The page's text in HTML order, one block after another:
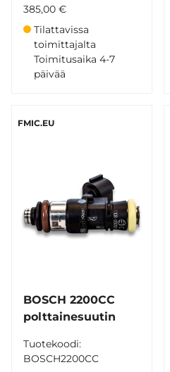
385,00 €
Tilattavissa
toimittajalta
Toimitusaika 4-7
päivää
FMIC.EU
BOSCH 2200CC
polttainesuutin
Tuotekoodi:
BOSCH2200CC